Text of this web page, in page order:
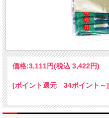
価格:3,111円(税込 3,422円)
[ポイント還元 34ポイント～]